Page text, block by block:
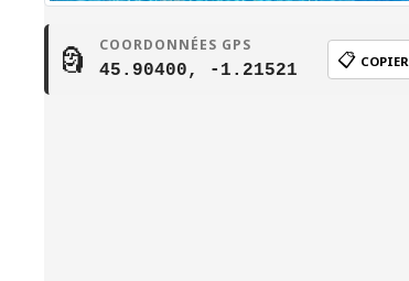
🗿 COORDONNÉES GPS
45.90400, -1.21521 📋 COPIER